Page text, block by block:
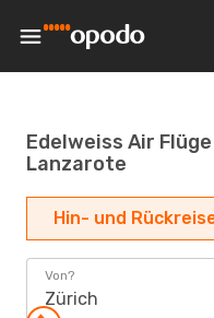
Edelweiss Air
Lanzarote
Hin- und
Von?
Zürich